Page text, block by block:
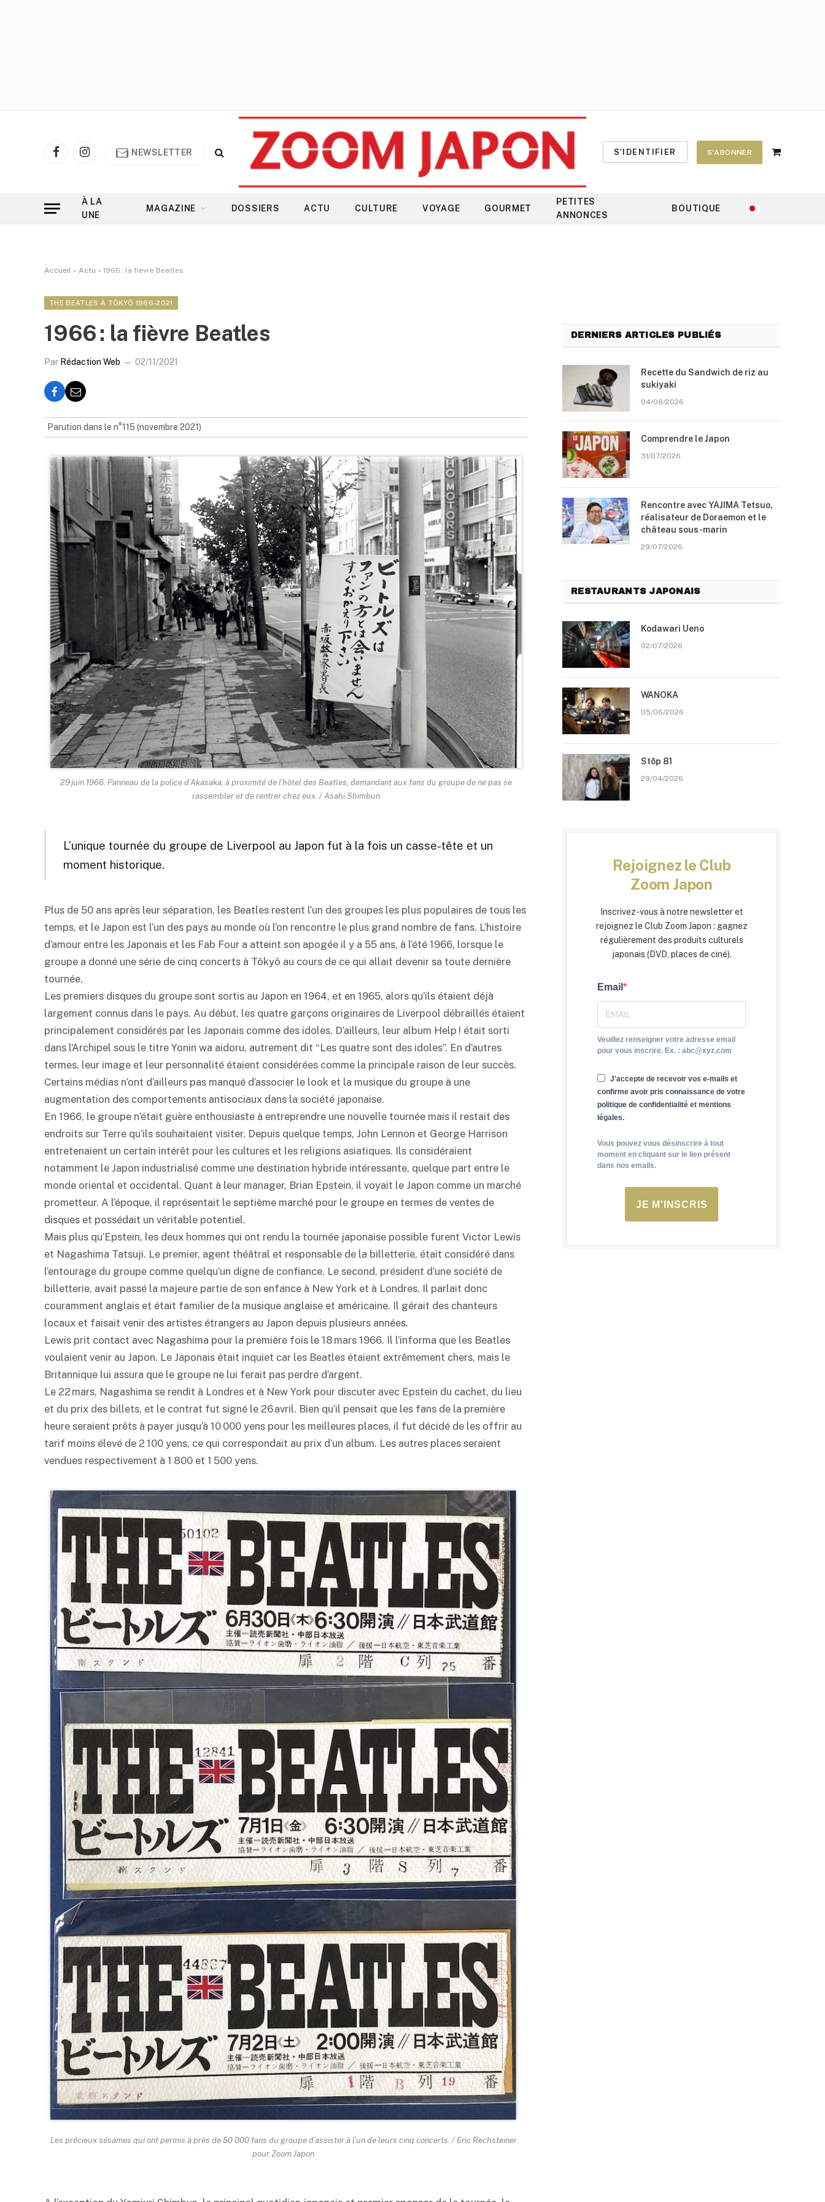
FacebookInstagram
NEWSLETTER S'IDENTIFIER S'ABONNER
Shopping
À LA
UNE
MAGAZINE DOSSIERS ACTU CULTURE VOYAGE GOURMET
PETITES
ANNONCES
BOUTIQUE
Accueil » Actu » 1966 : la fièvre Beatles
THE BEATLES À TÔKYÔ 1966-2021
1966 : la fièvre Beatles
Par Rédaction Web 02/11/2021
Parution dans le n°115 (novembre 2021)
29 juin 1966. Panneau de la police d’Akasaka, à proximité de l’hôtel des Beatles, demandant aux fans du groupe de ne pas se
rassembler et de rentrer chez eux. / Asahi Shimbun
L’unique tournée du groupe de Liverpool au Japon fut à la fois un casse-tête et un
moment historique.
Plus de 50 ans après leur séparation, les Beatles restent l’un des groupes les plus populaires de tous les
temps, et le Japon est l’un des pays au monde où l’on rencontre le plus grand nombre de fans. L’histoire
d’amour entre les Japonais et les Fab Four a atteint son apogée il y a 55 ans, à l’été 1966, lorsque le
groupe a donné une série de cinq concerts à Tôkyô au cours de ce qui allait devenir sa toute dernière
tournée.
Les premiers disques du groupe sont sortis au Japon en 1964, et en 1965, alors qu’ils étaient déjà
largement connus dans le pays. Au début, les quatre garçons originaires de Liverpool débraillés étaient
principalement considérés par les Japonais comme des idoles. D’ailleurs, leur album Help ! était sorti
dans l’Archipel sous le titre Yonin wa aidoru, autrement dit “Les quatre sont des idoles”. En d’autres
termes, leur image et leur personnalité étaient considérées comme la principale raison de leur succès.
Certains médias n’ont d’ailleurs pas manqué d’associer le look et la musique du groupe à une
augmentation des comportements antisociaux dans la société japonaise.
En 1966, le groupe n’était guère enthousiaste à entreprendre une nouvelle tournée mais il restait des
endroits sur Terre qu’ils souhaitaient visiter. Depuis quelque temps, John Lennon et George Harrison
entretenaient un certain intérêt pour les cultures et les religions asiatiques. Ils considéraient
notamment le Japon industrialisé comme une destination hybride intéressante, quelque part entre le
monde oriental et occidental. Quant à leur manager, Brian Epstein, il voyait le Japon comme un marché
prometteur. A l’époque, il représentait le septième marché pour le groupe en termes de ventes de
disques et possédait un véritable potentiel.
Mais plus qu’Epstein, les deux hommes qui ont rendu la tournée japonaise possible furent Victor Lewis
et Nagashima Tatsuji. Le premier, agent théâtral et responsable de la billetterie, était considéré dans
l’entourage du groupe comme quelqu’un digne de confiance. Le second, président d’une société de
billetterie, avait passé la majeure partie de son enfance à New York et à Londres. Il parlait donc
couramment anglais et était familier de la musique anglaise et américaine. Il gérait des chanteurs
locaux et faisait venir des artistes étrangers au Japon depuis plusieurs années.
Lewis prit contact avec Nagashima pour la première fois le 18 mars 1966. Il l’informa que les Beatles
voulaient venir au Japon. Le Japonais était inquiet car les Beatles étaient extrêmement chers, mais le
Britannique lui assura que le groupe ne lui ferait pas perdre d’argent.
Le 22 mars, Nagashima se rendit à Londres et à New York pour discuter avec Epstein du cachet, du lieu
et du prix des billets, et le contrat fut signé le 26 avril. Bien qu’il pensait que les fans de la première
heure seraient prêts à payer jusqu’à 10 000 yens pour les meilleures places, il fut décidé de les offrir au
tarif moins élevé de 2 100 yens, ce qui correspondait au prix d’un album. Les autres places seraient
vendues respectivement à 1 800 et 1 500 yens.
Les précieux sésames qui ont permis à près de 50 000 fans du groupe d’assister à l’un de leurs cinq concerts. / Eric Rechsteiner
pour Zoom Japon
DERNIERS ARTICLES PUBLIÉS
Recette du Sandwich de riz au
sukiyaki
04/08/2026
Comprendre le Japon
31/07/2026
Rencontre avec YAJIMA Tetsuo,
réalisateur de Doraemon et le
château sous-marin
29/07/2026
RESTAURANTS JAPONAIS
Kodawari Ueno
02/07/2026
WANOKA
05/06/2026
Stōp 81
29/04/2026
Rejoignez le Club
Zoom Japon
Inscrivez-vous à notre newsletter et
rejoignez le Club Zoom Japon : gagnez
régulièrement des produits culturels
japonais (DVD, places de ciné).
Email
Veuillez renseigner votre adresse email
pour vous inscrire. Ex. : abc@xyz.com
J'accepte de recevoir vos e-mails et
confirme avoir pris connaissance de votre
politique de confidentialité et mentions
légales.
Vous pouvez vous désinscrire à tout
moment en cliquant sur le lien présent
dans nos emails.
JE M'INSCRIS